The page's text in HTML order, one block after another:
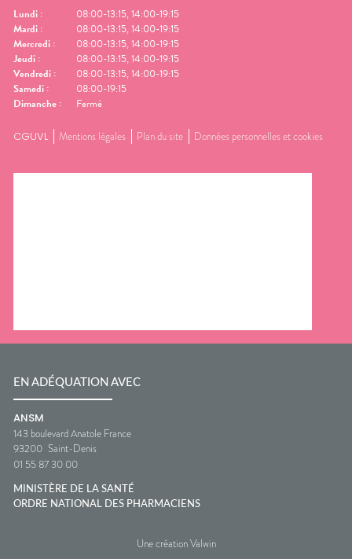
Lundi :
08:00-13:15, 14:00-19:15
Mardi :
08:00-13:15, 14:00-19:15
Mercredi :
08:00-13:15, 14:00-19:15
Jeudi :
08:00-13:15, 14:00-19:15
Vendredi :
08:00-13:15, 14:00-19:15
Samedi :
08:00-19:15
Dimanche : Fermé
CGUVL Mentions légales Plan du site Données personnelles et cookies
EN ADÉQUATION AVEC
ANSM
143 boulevard Anatole France
93200 Saint-Denis
01 55 87 30 00
MINISTÈRE DE LA SANTÉ
ORDRE NATIONAL DES PHARMACIENS
Une création Valwin